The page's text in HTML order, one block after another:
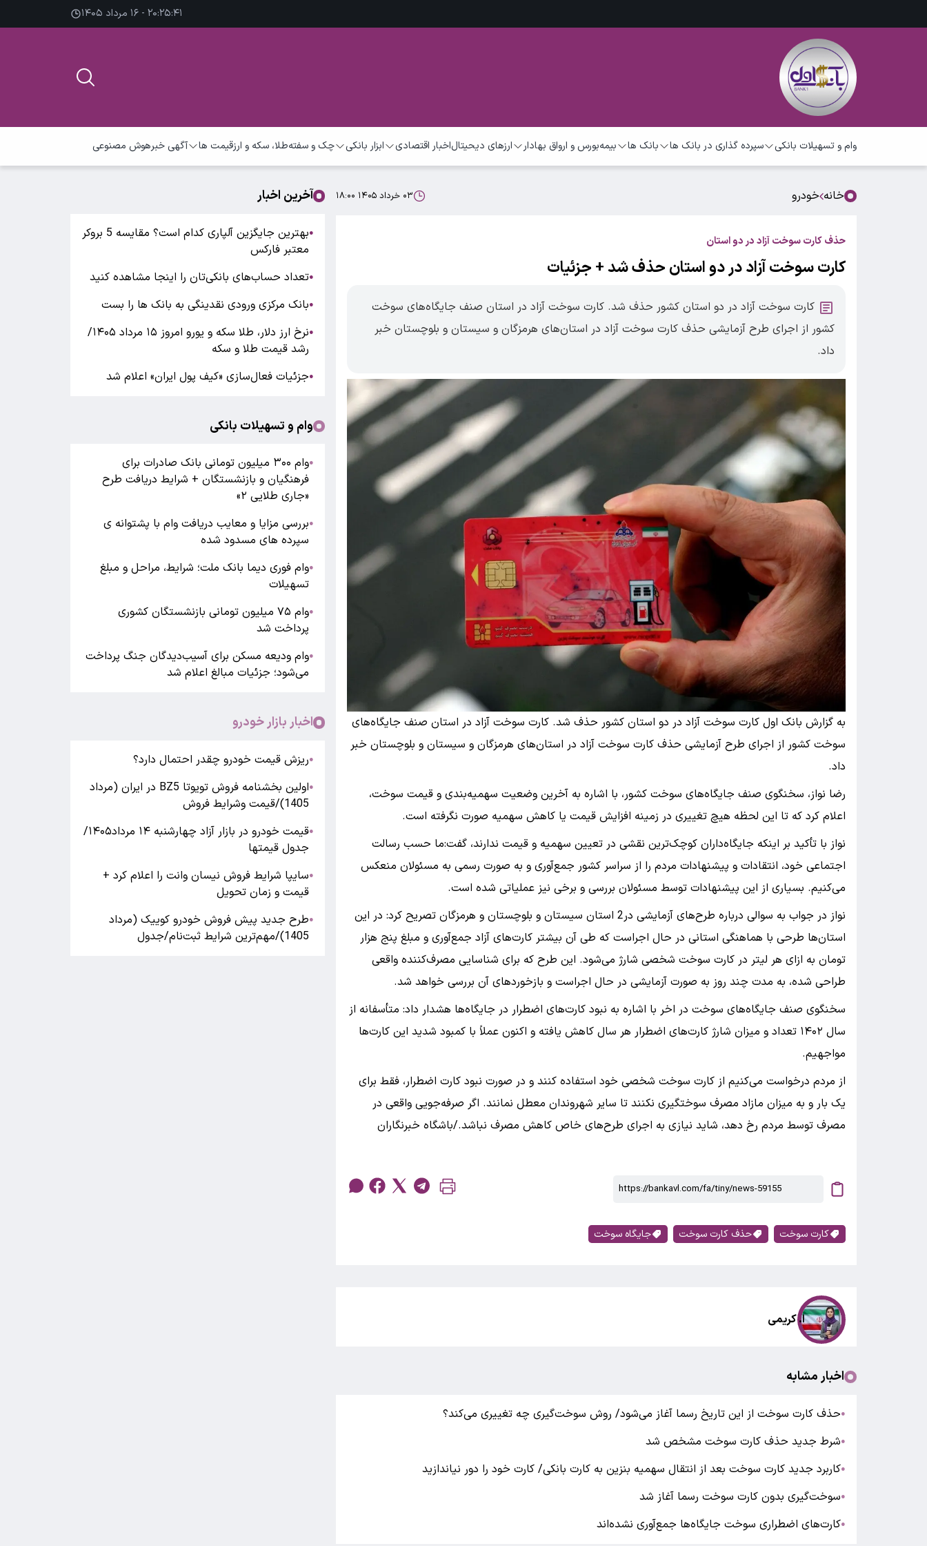
۲۰:۲۵:۴۲ - ۱۶ مرداد ۱۴۰۵
وام و تسهیلات بانکی سپرده گذاری در بانک ها بانک ها بیمهبورس و ارواق بهادار ارزهای دیحیتالاخبار اقتصادی ابزار بانکی چک و سفتهطلا، سکه و ارزقیمت ها آگهی خبرهوش مصنوعی
خانه خودرو ۰۳ خرداد ۱۴۰۵ ۱۸:۰۰
حذف کارت سوخت آزاد در دو استان
کارت سوخت آزاد در دو استان حذف شد + جزئیات
کارت سوخت آزاد در دو استان کشور حذف شد. کارت سوخت آزاد در استان صنف جایگاه‌های سوخت
کشور از اجرای طرح آزمایشی حذف کارت سوخت آزاد در استان‌های هرمزگان و سیستان و بلوچستان خبر
داد.
به گزارش بانک اول کارت سوخت آزاد در دو استان کشور حذف شد. کارت سوخت آزاد در استان صنف جایگاه‌های
سوخت کشور از اجرای طرح آزمایشی حذف کارت سوخت آزاد در استان‌های هرمزگان و سیستان و بلوچستان خبر
داد.
رضا نواز، سخنگوی صنف جایگاه‌های سوخت کشور، با اشاره به آخرین وضعیت سهمیه‌بندی و قیمت سوخت،
اعلام کرد که تا این لحظه هیچ تغییری در زمینه افزایش قیمت یا کاهش سهمیه صورت نگرفته است.
نواز با تأکید بر اینکه جایگاه‌داران کوچک‌ترین نقشی در تعیین سهمیه و قیمت ندارند، گفت:ما حسب رسالت
اجتماعی خود، انتقادات و پیشنهادات مردم را از سراسر کشور جمع‌آوری و به صورت رسمی به مسئولان منعکس
می‌کنیم. بسیاری از این پیشنهادات توسط مسئولان بررسی و برخی نیز عملیاتی شده است.
نواز در جواب به سوالی درباره طرح‌های آزمایشی در2 استان سیستان و بلوچستان و هرمزگان تصریح کرد: در این
استان‌ها طرحی با هماهنگی استانی در حال اجراست که طی آن بیشتر کارت‌های آزاد جمع‌آوری و مبلغ پنج هزار
تومان به ازای هر لیتر در کارت سوخت شخصی شارژ می‌شود. این طرح که برای شناسایی مصرف‌کننده واقعی
طراحی شده، به مدت چند روز به صورت آزمایشی در حال اجراست و بازخورد‌های آن بررسی خواهد شد.
سخنگوی صنف جایگاه‌های سوخت در اخر با اشاره به نبود کارت‌های اضطرار در جایگاه‌ها هشدار داد: متأسفانه از
سال ۱۴۰۲ تعداد و میزان شارژ کارت‌های اضطرار هر سال کاهش یافته و اکنون عملاً با کمبود شدید این کارت‌ها
مواجهیم.
از مردم درخواست می‌کنیم از کارت سوخت شخصی خود استفاده کنند و در صورت نبود کارت اضطرار، فقط برای
یک بار و به میزان مازاد مصرف سوختگیری نکنند تا سایر شهروندان معطل نمانند. اگر صرفه‌جویی واقعی در
مصرف توسط مردم رخ دهد، شاید نیازی به اجرای طرح‌های خاص کاهش مصرف نباشد./باشگاه خبرنگاران
کارت سوخت حذف کارت سوخت جایگاه سوخت
ا. کریمی
اخبار مشابه
●حذف کارت سوخت از این تاریخ رسما آغاز می‌شود/ روش سوخت‌گیری چه تغییری می‌کند؟
●شرط جدید حذف کارت سوخت مشخص شد
●کاربرد جدید کارت سوخت بعد از انتقال سهمیه بنزین به کارت بانکی/ کارت خود را دور نیاندازید
●سوخت‌گیری بدون کارت سوخت رسما آغاز شد
●کارت‌های اضطراری سوخت جایگاه‌ها جمع‌آوری نشده‌اند
آخرین اخبار
●
بهترین جایگزین آلپاری کدام است؟ مقایسه 5 بروکر
معتبر فارکس
●تعداد حساب‌های بانکی‌تان را اینجا مشاهده کنید
●بانک مرکزی ورودی نقدینگی به بانک ها را بست
●
نرخ ارز دلار، طلا سکه و یورو امروز ۱۵ مرداد ۱۴۰۵/
رشد قیمت طلا و سکه
●جزئیات فعال‌سازی «کیف پول ایران» اعلام شد
وام و تسهیلات بانکی
●
وام ۳۰۰ میلیون تومانی بانک صادرات برای
فرهنگیان و بازنشستگان + شرایط دریافت طرح
«جاری طلایی ۲»
●بررسی مزایا و معایب دریافت وام با پشتوانه ی
سپرده های مسدود شده
●وام فوری دیما بانک ملت؛ شرایط، مراحل و مبلغ
تسهیلات
●
وام ۷۵ میلیون تومانی بازنشستگان کشوری
پرداخت شد
●وام ودیعه مسکن برای آسیب‌دیدگان جنگ پرداخت
می‌شود؛ جزئیات مبالغ اعلام شد
اخبار بازار خودرو
●ریزش قیمت خودرو چقدر احتمال دارد؟
●
اولین بخشنامه فروش تویوتا BZ5 در ایران (مرداد
1405)/قیمت وشرایط فروش
●
قیمت خودرو در بازار آزاد چهارشنبه ۱۴ مرداد۱۴۰۵/
جدول قیمتها
●سایپا شرایط فروش نیسان وانت را اعلام کرد +
قیمت و زمان تحویل
●طرح جدید پیش فروش خودرو کوییک (مرداد
1405)/مهم‌ترین شرایط ثبت‌نام/جدول